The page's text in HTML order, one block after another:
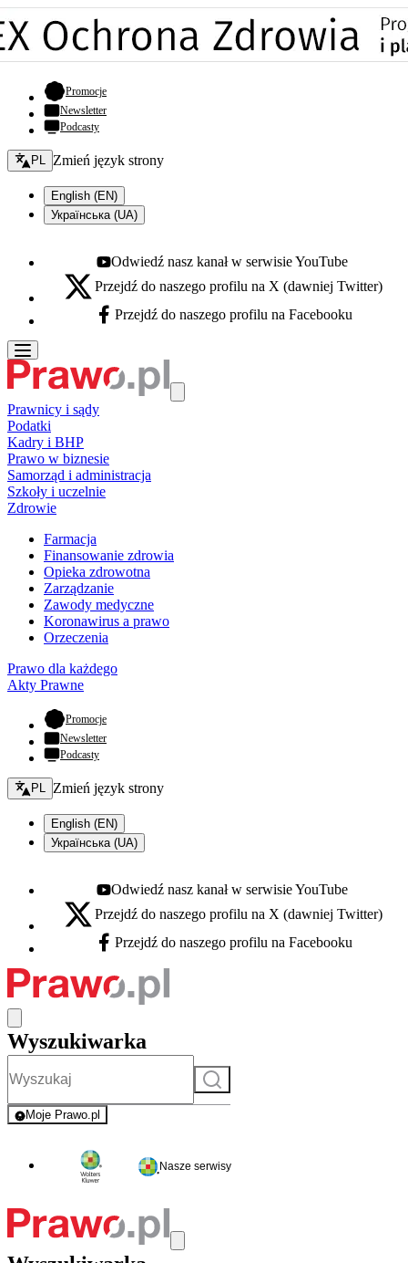
Promocje- otwiera się w nowej karcie
Newsletter
Podcasty
Zmień język - bieżący:
PL Zmień język strony
English (EN)
Українська (UA)
Youtube - otwiera się w nowej karcie
Odwiedź nasz kanał w serwisie YouTube
X - otwiera się w nowej karcie
Przejdź do naszego profilu na X (dawniej Twitter)
Facebook - otwiera się w nowej karcie
Przejdź do naszego profilu na Facebooku
Prawnicy i sądy
Podatki
Kadry i BHP
Prawo w biznesie
Samorząd i administracja
Szkoły i uczelnie
Zdrowie
Farmacja
Finansowanie zdrowia
Opieka zdrowotna
Zarządzanie
Zawody medyczne
Koronawirus a prawo
Orzeczenia
Prawo dla każdego
Akty Prawne
Promocje- otwiera się w nowej karcie
Newsletter
Podcasty
Zmień język - bieżący:
PL Zmień język strony
English (EN)
Українська (UA)
Youtube - otwiera się w nowej karcie
Odwiedź nasz kanał w serwisie YouTube
X - otwiera się w nowej karcie
Przejdź do naszego profilu na X (dawniej Twitter)
Facebook - otwiera się w nowej karcie
Przejdź do naszego profilu na Facebooku
Wyszukiwarka
Szukaj
Moje Prawo.pl
- rejestracja i logowanie do serwisu
Nasze serwisy